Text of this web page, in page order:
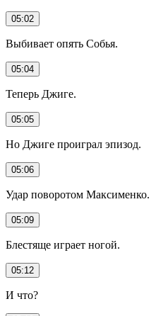
05:02
Выбивает опять Собья.
05:04
Теперь Джиге.
05:05
Но Джиге проиграл эпизод.
05:06
Удар поворотом Максименко.
05:09
Блестяще играет ногой.
05:12
И что?